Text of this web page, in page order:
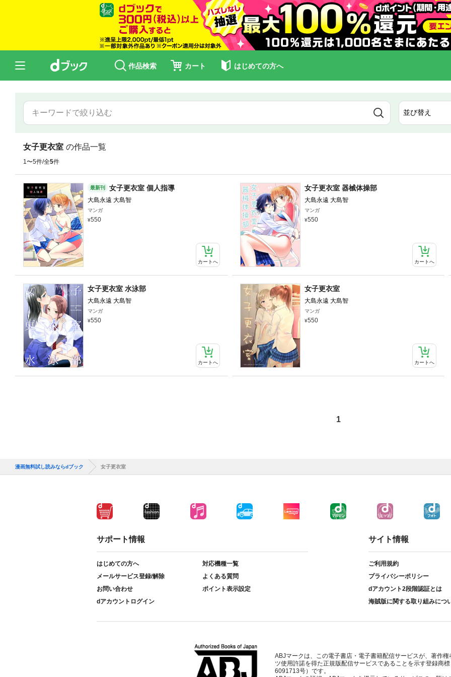
作品検索 カート はじめての方へ
女子更衣室 の作品一覧
1〜5件/全5件
最新刊 女子更衣室 個人指導
大島永遠 大島智
マンガ
550
カートへ
女子更衣室 器械体操部
大島永遠 大島智
マンガ
550
カートへ
女子更衣室 水泳部
大島永遠 大島智
マンガ
550
カートへ
女子更衣室
大島永遠 大島智
マンガ
550
カートへ
1
漫画無料試し読みならdブック 女子更衣室
サポート情報
はじめての方へ
対応機種一覧
メールサービス登録/解除
よくある質問
お問い合わせ
ポイント表示設定
dアカウントログイン
サイト情報
ご利用規約
プライバシーポリシー
dアカウント2段階認証とは
海賊版に関する取り組みにつ
ABJマークは、この電子書店・電子書籍配信サービスが、著作権
ツ使用許諾を得た正規版配信サービスであることを示す登録商
6091713号）です。